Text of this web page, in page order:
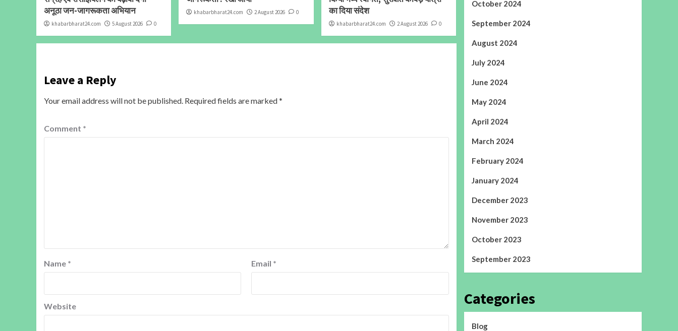
अनूठा जन-जागरूकता अभियान
khabarbharat24.com 5 August 2026 0
khabarbharat24.com 2 August 2026 0
का दिया संदेश
khabarbharat24.com 2 August 2026 0
Leave a Reply
Your email address will not be published. Required fields are marked*
Comment *
Name * Email *
Website
October 2024
September 2024
August 2024
July 2024
June 2024
May 2024
April 2024
March 2024
February 2024
January 2024
December 2023
November 2023
October 2023
September 2023
Categories
Blog